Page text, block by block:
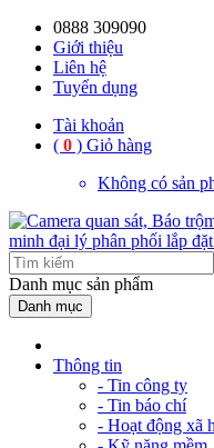
0888 309090
Giới thiệu
Liên hệ
Tuyển dụng
Tài khoản
( 0 ) Giỏ hàng
Không có sản
Danh mục sản phẩm
Danh mục
Thông tin
- Tin công ty
- Tin báo chí
- Hoạt động xã